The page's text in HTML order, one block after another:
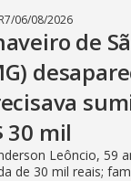
/06/08/2026
de
30 mil
Leôncio, 59
de 30 mil reais;